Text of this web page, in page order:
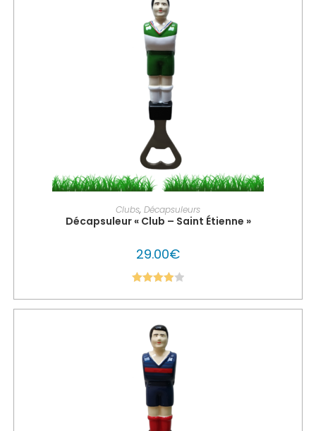
PERSONNALISER MON GLOUTON
Clubs, Décapsuleurs
Décapsuleur « Club – Saint Étienne »
29.00€
sur 5